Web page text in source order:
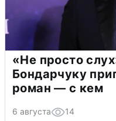
«Не просто
Бондарчуку
роман — с кем
6 августа 14